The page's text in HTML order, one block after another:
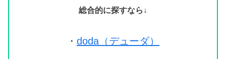
総合的に探すなら↓
・ doda（デューダ）